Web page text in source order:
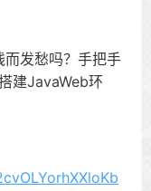
发愁吗？手把手
建JavaWeb环